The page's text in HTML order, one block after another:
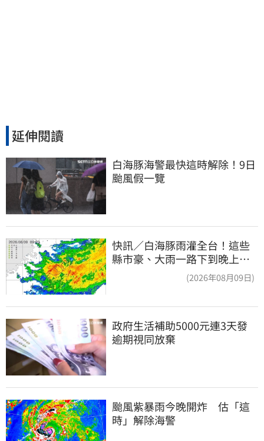
延伸閱讀
白海豚海警最快這時解除！9日
颱風假一覽
快訊／白海豚雨灌全台！這些
縣市豪、大雨一路下到晚上 3
(2026年08月09日)
政府生活補助5000元連3天發
逾期視同放棄
颱風紫暴雨今晚開炸　估「這
時」解除海警